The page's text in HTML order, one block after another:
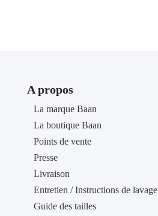
A propos
La marque Baan
La boutique Baan
Points de vente
Presse
Livraison
Entretien / Instructions de lavage
Guide des tailles